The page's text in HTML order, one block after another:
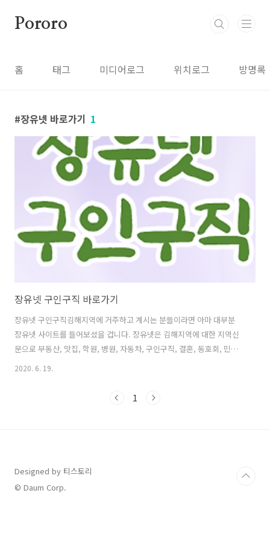
Pororo
홈 태그 미디어로그 위치로그 방명록
장유넷 바로가기 1
장유넷 구인구직 바로가기
장유넷 구인구직김해지역에 거주하고 계시는 분들이라면 아마 대부분
장유넷 사이트를 들어보셨을 겁니다. 장유넷은 김해지역에 대한 지역신
문으로 부동산, 맛집, 학원, 병원, 자동차, 구인구직, 결혼, 동호회, 민원
등등 김해지역에서 필요한 모든 정보들이 총 망라되어 있는 사이트라고
에는 정말 일자리 구하는 것이 쉽지 않습니다. 특히 좋은 대기업을 생각
2020. 6. 19.
1
Designed by 티스토리
© Daum Corp.